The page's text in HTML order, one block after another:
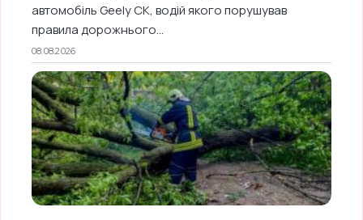
автомобіль Geely CK, водій якого порушував
правила дорожнього...
08.08.2026